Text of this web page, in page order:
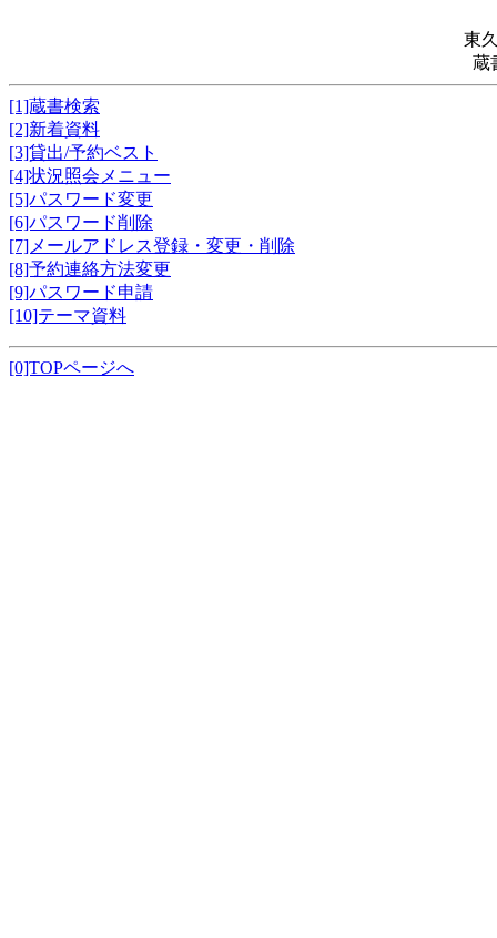
東
蔵
[1]蔵書検索
[2]新着資料
[3]貸出/予約ベスト
[4]状況照会メニュー
[5]パスワード変更
[6]パスワード削除
[7]メールアドレス登録・変更・削除
[8]予約連絡方法変更
[9]パスワード申請
[10]テーマ資料
[0]TOPページへ